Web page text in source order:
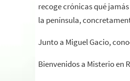
recoge crónicas qué
la península,
Junto a Miguel Gacio,
Bienvenidos a Misterio en